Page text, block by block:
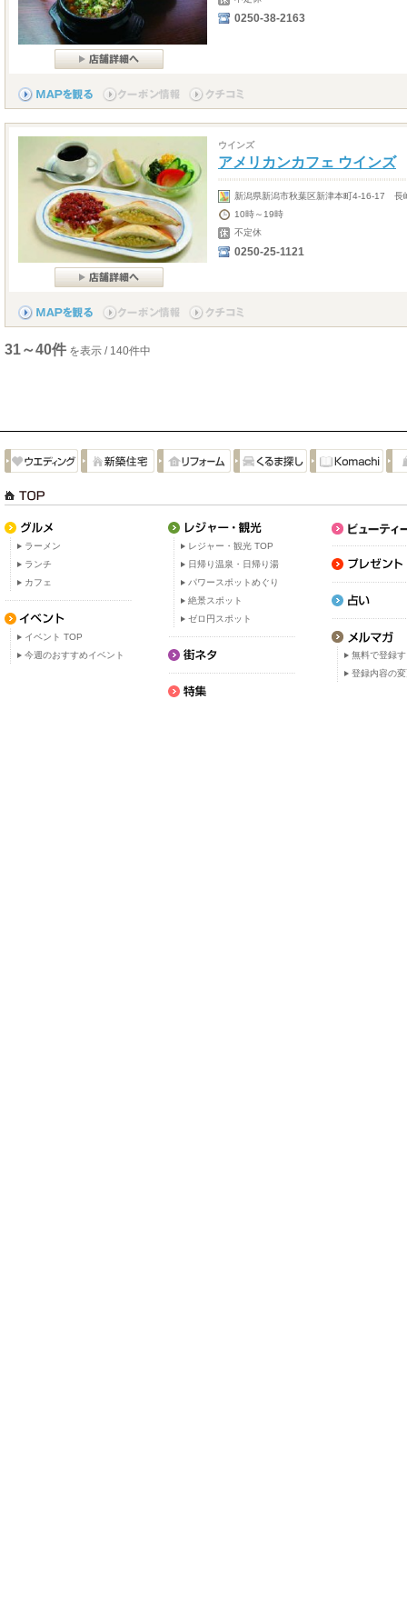
0250-38-2163
ウインズ
アメリカンカフェ ウインズ
新潟県新潟市秋葉区新津本町4-16-17 長
10時～19時
不定休
0250-25-1121
31～40件 を表示 / 140件中
ラーメン
ランチ
カフェ
イベント TOP
今週のおすすめイベント
レジャー・観光 TOP
日帰り温泉・日帰り湯
パワースポットめぐり
絶景スポット
ゼロ円スポット
無料で登録
登録内容の